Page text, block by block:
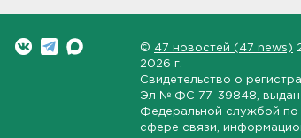
© 47 новостей (47 news)
2026 г.
Свидетельство о
Эл № ФС 77-39848 ,
Федеральной службой по
сфере связи,